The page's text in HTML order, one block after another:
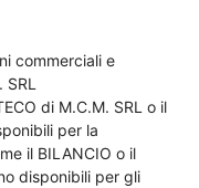
commerciali e
di M.C.M. SRL o il
per la
il BILANCIO o il
disponibili per gli